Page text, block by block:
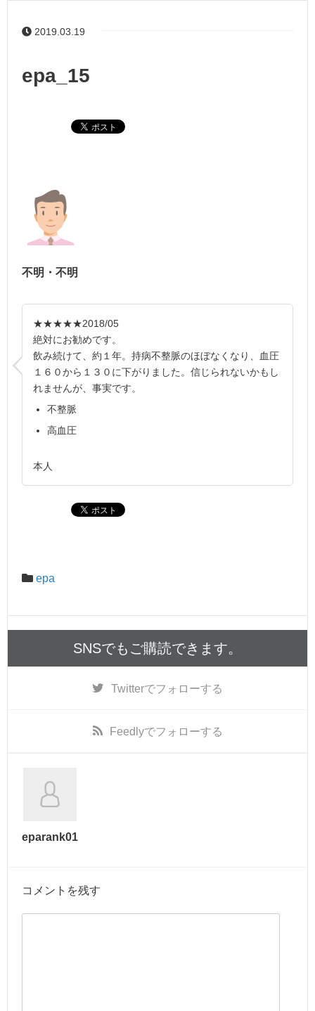
2019.03.19
epa_15
不明・不明
★★★★★2018/05
絶対にお勧めです。
飲み続けて、約１年。持病不整脈のほぼなくなり、血圧
１６０から１３０に下がりました。信じられないかもし
れませんが、事実です。
不整脈
高血圧
本人
epa
SNSでもご購読できます。
Twitterでフォローする
Feedlyでフォローする
eparank01
コメントを残す